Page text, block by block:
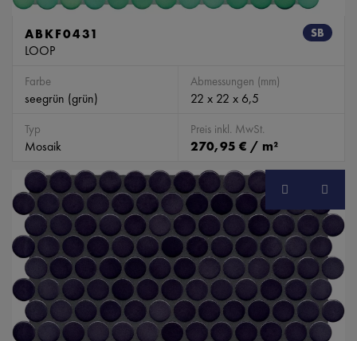
SB
ABKF0431
LOOP
Farbe
seegrün (grün)
Abmessungen (mm)
22 x 22 x 6,5
Typ
Mosaik
Preis inkl. MwSt.
270,95 € / m²